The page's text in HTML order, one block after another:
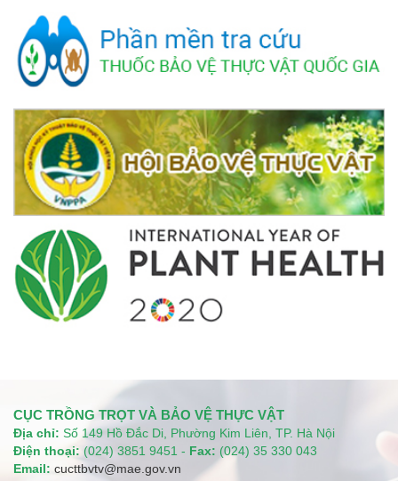
CỤC TRỒNG TRỌT VÀ BẢO VỆ THỰC VẬT
Địa chỉ: Số 149 Hồ Đắc Di, Phường Kim Liên, TP. Hà Nội
Điện thoại: (024) 3851 9451 - Fax: (024) 35 330 043
Email: cucttbvtv@mae.gov.vn